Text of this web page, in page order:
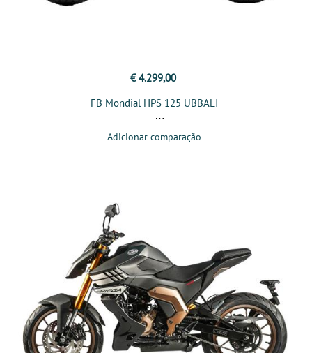
€ 4.299,00
FB Mondial HPS 125 UBBALI
Adicionar comparação